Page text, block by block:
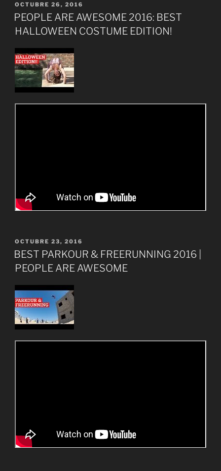
PUBLICADO
EL
OCTUBRE 26, 2016
PEOPLE ARE AWESOME 2016: BEST
HALLOWEEN COSTUME EDITION!
PUBLICADO
EL
OCTUBRE 23, 2016
BEST PARKOUR & FREERUNNING 2016 |
PEOPLE ARE AWESOME